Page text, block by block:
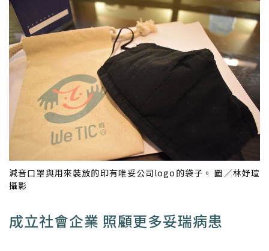
減音口罩與用來裝放的印有唯妥公司logo的袋子。 圖／林妤瑄
攝影
成立社會企業 照顧更多妥瑞病患